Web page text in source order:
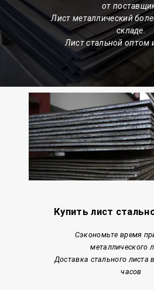
от
Лист металлический
складе.
Лист стальной оптом
Купить лист
Сэкономьте время
металлического
Доставка стального листа
часов